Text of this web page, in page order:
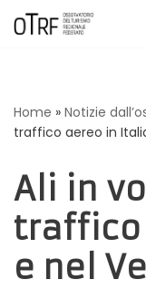
Home » Notizie
traffico aereo in
Ali in
traffico
e nel